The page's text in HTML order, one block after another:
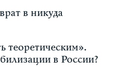
в никуда
теоретическим».
в России?